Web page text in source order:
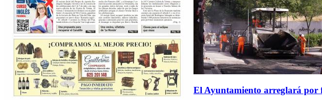
El Ayuntamiento arreglará por